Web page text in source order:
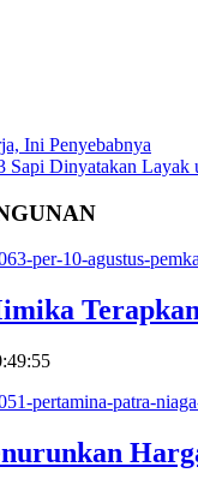
Ini Penyebabnya
Sapi Dinyatakan